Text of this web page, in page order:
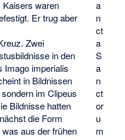
a
n
ct
a
S
a
n
ct
or
u
m
Kaisers waren
Er trug aber
Zwei
in den
Imago imperialis
in Bildnissen
im Clipeus
Bildnisse hatten
die Form
aus der frühen